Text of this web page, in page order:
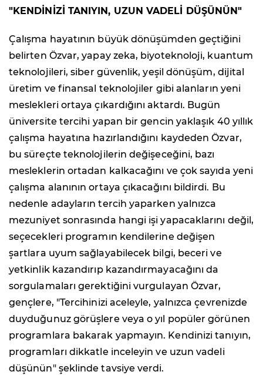
"KENDİNİZİ TANIYIN, UZUN VADELİ DÜŞÜNÜN"
Çalışma hayatının büyük dönüşümden geçtiğini
belirten Özvar, yapay zeka, biyoteknoloji, kuantum
teknolojileri, siber güvenlik, yeşil dönüşüm, dijital
üretim ve finansal teknolojiler gibi alanların yeni
meslekleri ortaya çıkardığını aktardı. Bugün
üniversite tercihi yapan bir gencin yaklaşık 40 yıllık
çalışma hayatına hazırlandığını kaydeden Özvar,
bu süreçte teknolojilerin değişeceğini, bazı
mesleklerin ortadan kalkacağını ve çok sayıda yeni
çalışma alanının ortaya çıkacağını bildirdi. Bu
nedenle adayların tercih yaparken yalnızca
mezuniyet sonrasında hangi işi yapacaklarını değil,
seçecekleri programın kendilerine değişen
şartlara uyum sağlayabilecek bilgi, beceri ve
yetkinlik kazandırıp kazandırmayacağını da
sorgulamaları gerektiğini vurgulayan Özvar,
gençlere, "Tercihinizi aceleyle, yalnızca çevrenizde
duyduğunuz görüşlere veya o yıl popüler görünen
programlara bakarak yapmayın. Kendinizi tanıyın,
programları dikkatle inceleyin ve uzun vadeli
düşünün" şeklinde tavsiye verdi.